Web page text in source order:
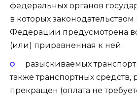
федеральных органов
в которых
Федерации предусмотрена
(или) приравненная к ней;
разыскиваемых
также транспортных средств,
прекращен (оплата не